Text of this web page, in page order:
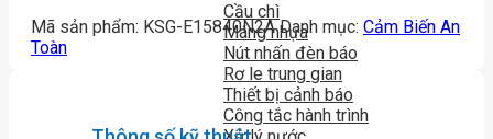
Cầu chì
Máng nhựa
Nút nhấn đèn báo
Rơ le trung gian
Thiết bị cảnh báo
Công tắc hành trình
Mã sản phẩm: KSG-E15840N2A Danh mục: Cảm Biến An
Toàn